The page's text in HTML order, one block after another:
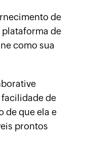
de
plataforma de
como sua
de
de que ela e
prontos